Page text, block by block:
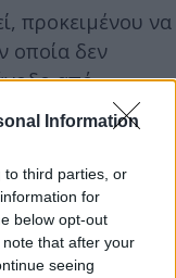
Information
to third parties, or
for
below opt-out
that after your
seeing
προκειμένου να
οποία δεν
από